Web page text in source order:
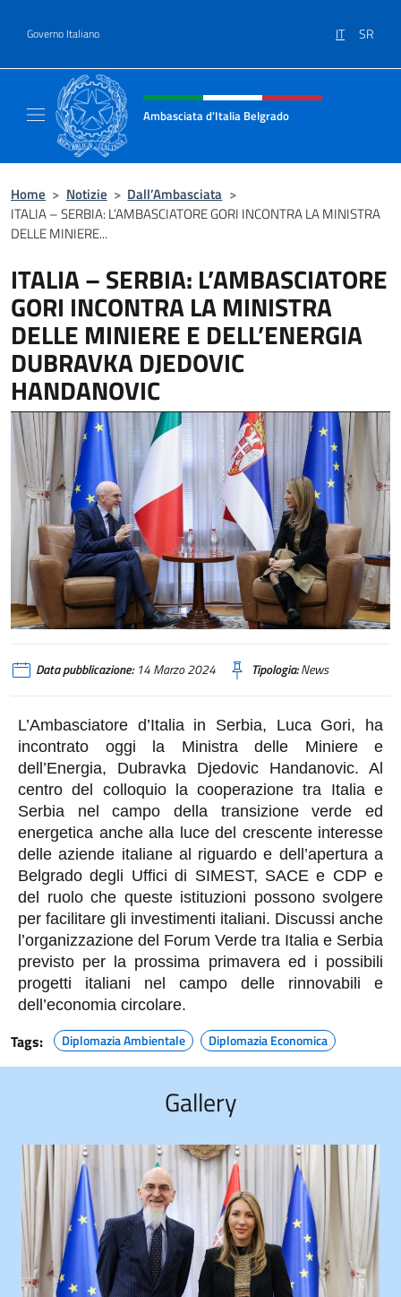
Governo Italiano IT SR
Intestazione sito, social e menù
Ambasciata d'Italia Belgrado
Home > Notizie > Dall’Ambasciata >
ITALIA – SERBIA: L’AMBASCIATORE GORI INCONTRA LA MINISTRA
DELLE MINIERE...
ITALIA – SERBIA: L’AMBASCIATORE
GORI INCONTRA LA MINISTRA
DELLE MINIERE E DELL’ENERGIA
DUBRAVKA DJEDOVIC
HANDANOVIC
Data pubblicazione:14 Marzo 2024 Tipologia:News
L’Ambasciatore d’Italia in Serbia, Luca Gori, ha
incontrato oggi la Ministra delle Miniere e
dell’Energia, Dubravka Djedovic Handanovic. Al
centro del colloquio la cooperazione tra Italia e
Serbia nel campo della transizione verde ed
energetica anche alla luce del crescente interesse
delle aziende italiane al riguardo e dell’apertura a
Belgrado degli Uffici di SIMEST, SACE e CDP e
del ruolo che queste istituzioni possono svolgere
per facilitare gli investimenti italiani. Discussi anche
l’organizzazione del Forum Verde tra Italia e Serbia
previsto per la prossima primavera ed i possibili
progetti italiani nel campo delle rinnovabili e
dell’economia circolare.
Tags: Diplomazia Ambientale Diplomazia Economica
Gallery